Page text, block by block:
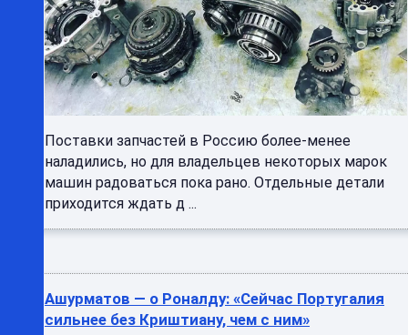
Поставки запчастей в Россию более-менее
наладились, но для владельцев некоторых марок
машин радоваться пока рано. Отдельные детали
приходится ждать д ...
Ашурматов — о Роналду: «Сейчас Португалия
сильнее без Криштиану, чем с ним»